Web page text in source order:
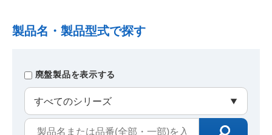
製品名・製品型式で探す
廃盤製品を表示する